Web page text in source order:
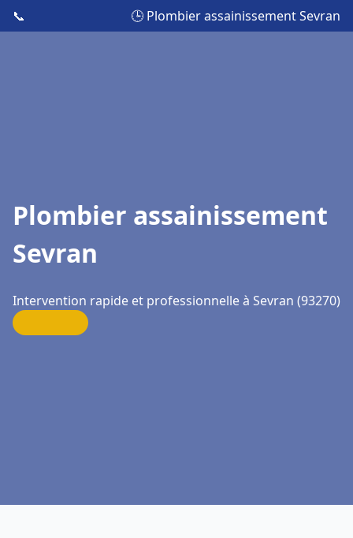
📞 🕒 Plombier assainissement Sevran
Plombier assainissement
Sevran
Intervention rapide et professionnelle à Sevran (93270)